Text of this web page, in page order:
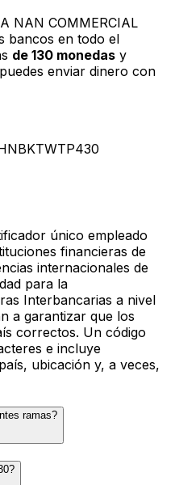
NAN COMMERCIAL
bancos en todo el
de 130 monedas y
enviar dinero con
único empleado
financieras de
internacionales de
para la
Interbancarias a nivel
a garantizar que los
correctos. Un código
e incluye
ubicación y, a veces,
ramas?